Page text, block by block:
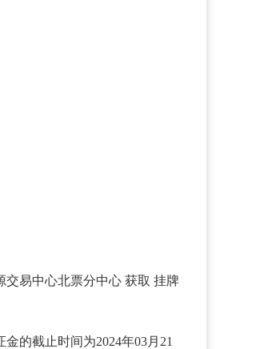
交易中心北票分中心 获取 挂牌
的截止时间为2024年03月21